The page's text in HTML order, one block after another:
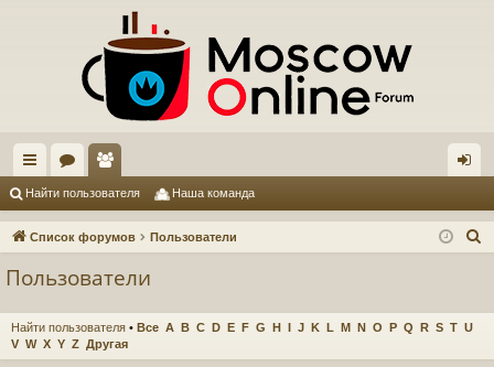
с
ы
ор
ум
ол
ьз
ел
и
д
Найти пользователя Наша команда
Список форумов Пользователи
Пользователи
Найти пользователя • Все A B C D E F G H I J K L M N O P Q R S T U
V W X Y Z Другая